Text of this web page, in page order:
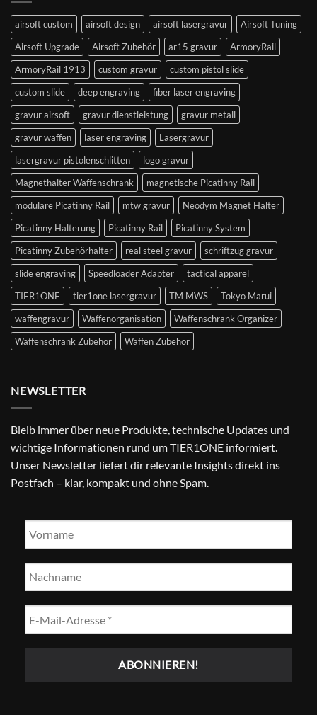
airsoft custom airsoft design airsoft lasergravur
Airsoft Tuning
Airsoft Upgrade
Airsoft Zubehör ar15 gravur
ArmoryRail
ArmoryRail 1913
custom gravur
custom pistol slide
custom slide
deep engraving
fiber laser engraving
gravur airsoft
gravur dienstleistung
gravur metall
gravur waffen
laser engraving
Lasergravur
lasergravur pistolenschlitten
logo gravur
Magnethalter Waffenschrank
magnetische Picatinny Rail
modulare Picatinny Rail
mtw gravur
Neodym Magnet Halter
Picatinny Halterung
Picatinny Rail
Picatinny System
Picatinny Zubehörhalter
real steel gravur
schriftzug gravur
slide engraving
Speedloader Adapter
tactical apparel
TIER1ONE
tier1one lasergravur TM MWS
Tokyo Marui
waffengravur
Waffenorganisation
Waffenschrank Organizer
Waffenschrank Zubehör
Waffen Zubehör
NEWSLETTER
Bleib immer über neue Produkte, technische Updates und
wichtige Informationen rund um TIER1ONE informiert.
Unser Newsletter liefert dir relevante Insights direkt ins
Postfach – klar, kompakt und ohne Spam.